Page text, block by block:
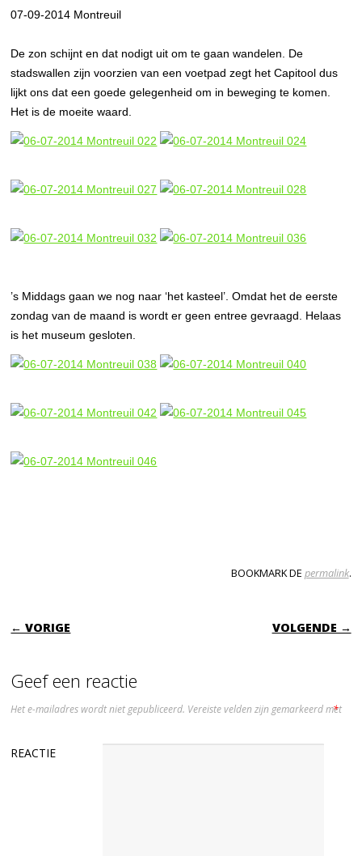
07-09-2014 Montreuil
De zon schijnt en dat nodigt uit om te gaan wandelen. De
stadswallen zijn voorzien van een voetpad zegt het Capitool dus
lijkt ons dat een goede gelegenheid om in beweging te komen.
Het is de moeite waard.
’s Middags gaan we nog naar ‘het kasteel’. Omdat het de eerste
zondag van de maand is wordt er geen entree gevraagd. Helaas
is het museum gesloten.
BOOKMARK DE permalink.
BERICHTNAVIGATIE
← VORIGE VOLGENDE →
Geef een reactie
Het e-mailadres wordt niet gepubliceerd. Vereiste velden zijn gemarkeerd met
*
REACTIE